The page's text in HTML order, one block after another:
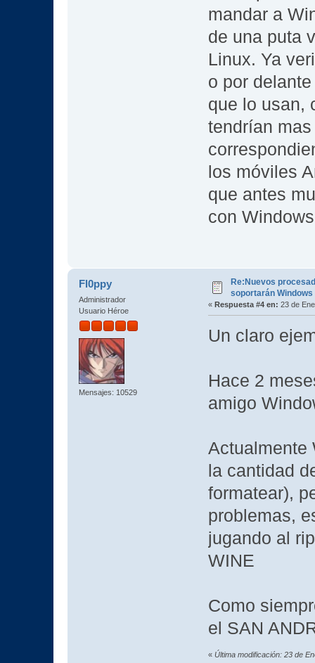
mandar a
de una puta
Linux. Ya
o por
que lo usan,
tendrían
los móviles
que antes
con
Fl0ppy
Administrador
Usuario Héroe
Mensajes: 10529
Re:Nuevos
soportarán Windows
« Respuesta #4 en: 23 de
Un claro
Hace 2
amigo
Actualmente
la cantidad
formatear),
problemas,
jugando al
WINE
Como
el SAN
« Última modificación: 23 de